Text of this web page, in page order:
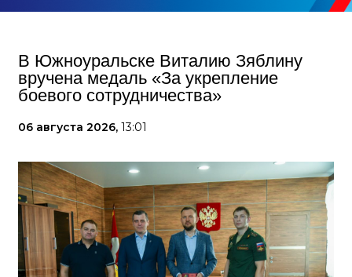
В Южноуральске Виталию Зяблину
вручена медаль «За укрепление
боевого сотрудничества»
06 августа 2026, 13:01